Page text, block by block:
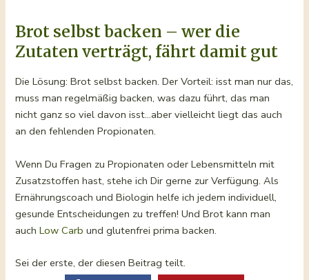
Brot selbst backen – wer die
Zutaten verträgt, fährt damit gut
Die Lösung: Brot selbst backen. Der Vorteil: isst man nur das,
muss man regelmäßig backen, was dazu führt, das man
nicht ganz so viel davon isst…aber vielleicht liegt das auch
an den fehlenden Propionaten.
Wenn Du Fragen zu Propionaten oder Lebensmitteln mit
Zusatzstoffen hast, stehe ich Dir gerne zur Verfügung. Als
Ernährungscoach und Biologin helfe ich jedem individuell,
gesunde Entscheidungen zu treffen! Und Brot kann man
auchLow Carb und glutenfrei prima backen.
Sei der erste, der diesen Beitrag teilt.